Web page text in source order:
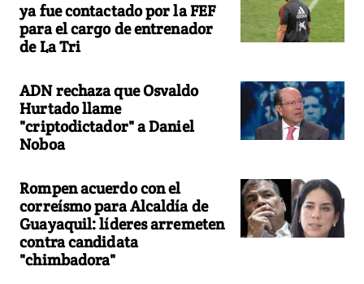
ya fue contactado por la FEF
para el cargo de entrenador
de La Tri
ADN rechaza que Osvaldo
Hurtado llame
"criptodictador" a Daniel
Noboa
Rompen acuerdo con el
correísmo para Alcaldía de
Guayaquil: líderes arremeten
contra candidata
"chimbadora"